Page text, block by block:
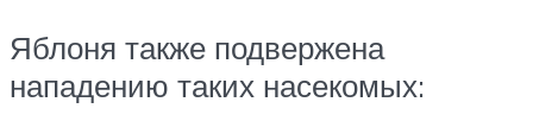
Яблоня также подвержена
нападению таких насекомых: